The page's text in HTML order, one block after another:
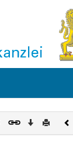
Download
Drucken